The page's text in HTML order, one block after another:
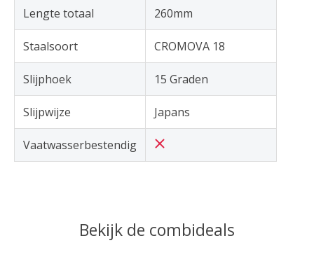
Lengte totaal 260mm
Staalsoort CROMOVA 18
Slijphoek 15 Graden
Slijpwijze Japans
Vaatwasserbestendig
Bekijk de combideals